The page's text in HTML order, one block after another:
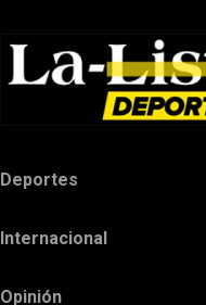
Deportes
Internacional
Opinión